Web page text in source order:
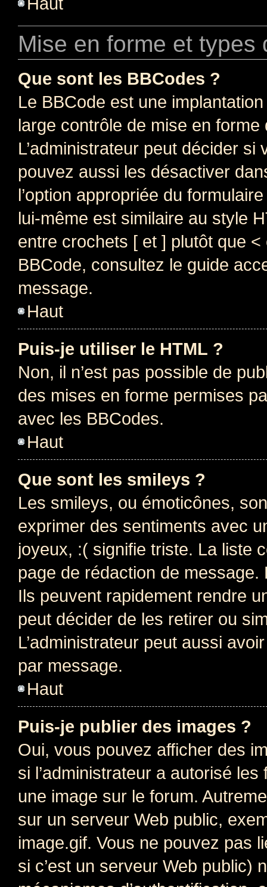
Mise en forme et types
Que sont les BBCodes ?
Le BBCode est une
large contrôle de mise en forme
L’administrateur peut décider
pouvez aussi les désactiver
l’option appropriée du
lui-même est similaire au style
entre crochets [ et ] plutôt que
BBCode, consultez le guide
message.
Haut
Puis-je utiliser le HTML ?
Non, il n’est pas possible de
des mises en forme permises
avec les BBCodes.
Haut
Que sont les smileys ?
Les smileys, ou émoticônes,
exprimer des sentiments avec
joyeux, :( signifie triste. La liste
page de rédaction de
Ils peuvent rapidement rendre
peut décider de les retirer ou
L’administrateur peut aussi
par message.
Haut
Puis-je publier des images ?
Oui, vous pouvez afficher des
si l’administrateur a autorisé
une image sur le forum.
sur un serveur Web public,
image.gif. Vous ne pouvez pas
si c’est un serveur Web public)